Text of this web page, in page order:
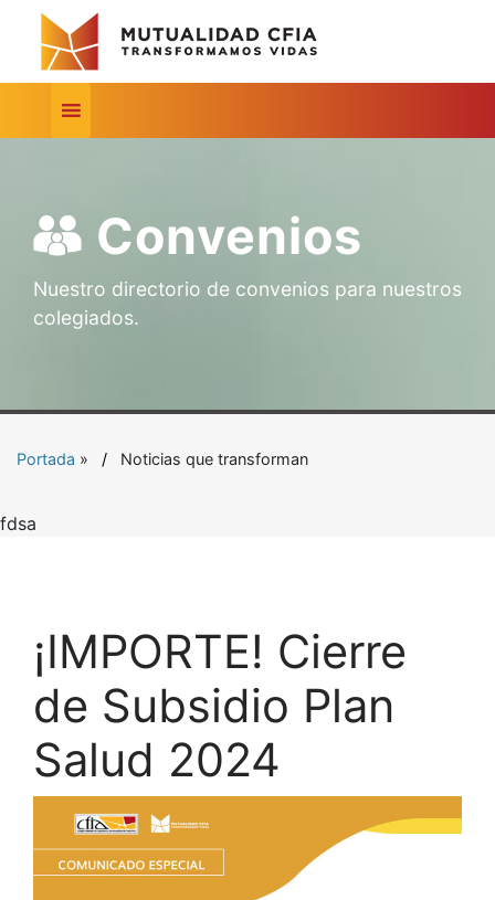
Convenios
Nuestro directorio de convenios para nuestros
colegiados.
Portada » Noticias que transforman
fdsa
¡IMPORTE! Cierre
de Subsidio Plan
Salud 2024